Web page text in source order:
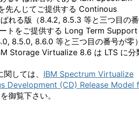
先んじてご提供する Continous
れる版（8.4.2, 8.5.3 等と三つ目の
トをご提供する Long Term Support
8.5.0, 8.6.0 等と三つ目の番号が零
Storage Virtualize 8.6 は LTS に分
しては、 IBM Spectrum Virtualize
Development (CD) Release Model
を御覧下さい。